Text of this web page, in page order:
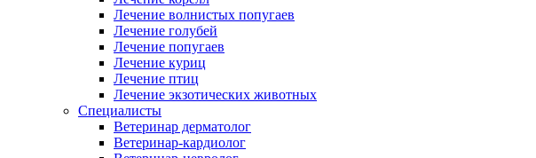
Лечение волнистых попугаев
Лечение голубей
Лечение попугаев
Лечение куриц
Лечение птиц
Лечение экзотических животных
Специалисты
Ветеринар дерматолог
Ветеринар-кардиолог